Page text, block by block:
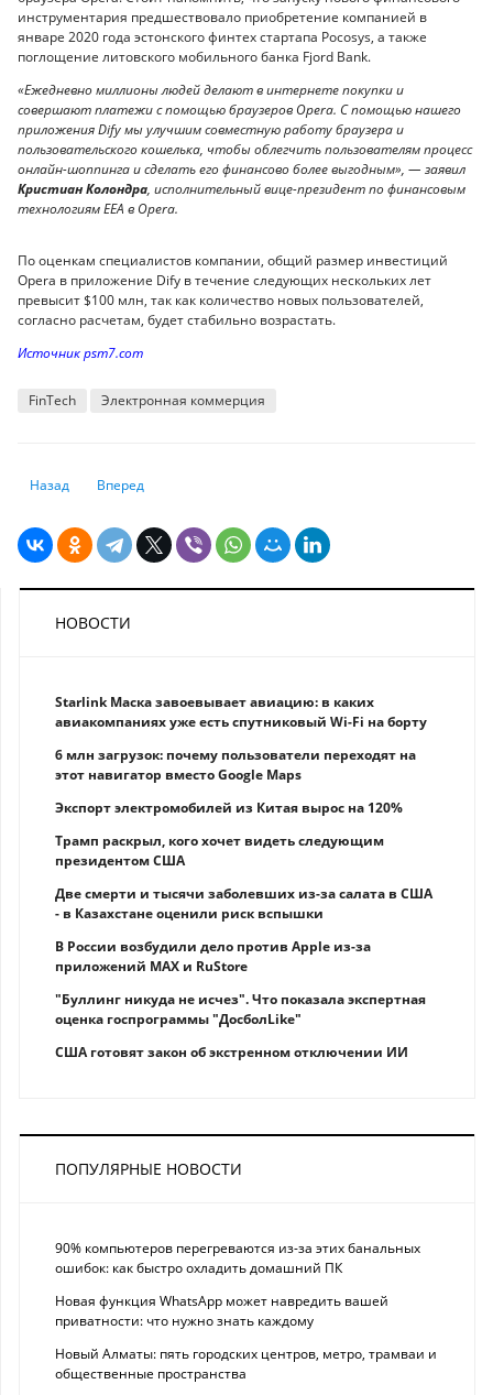
инструментария предшествовало приобретение компанией в
январе 2020 года эстонского финтех стартапа Pocosys, а также
поглощение литовского мобильного банка Fjord Bank.
«Ежедневно миллионы людей делают в интернете покупки и
совершают платежи с помощью браузеров Opera. С помощью нашего
приложения Dify мы улучшим совместную работу браузера и
пользовательского кошелька, чтобы облегчить пользователям процесс
онлайн-шоппинга и сделать его финансово более выгодным», — заявил
Кристиан Колондра, исполнительный вице-президент по финансовым
технологиям EEA в Opera.
По оценкам специалистов компании, общий размер инвестиций
Opera в приложение Dify в течение следующих нескольких лет
превысит $100 млн, так как количество новых пользователей,
согласно расчетам, будет стабильно возрастать.
Источник psm7.com
FinTech Электронная коммерция
Предыдущий: Kaspersky сообщает об увеличении числа
Назад Следующий: Правительство Великобритании приняло
Вперед
НОВОСТИ
Starlink Маска завоевывает авиацию: в каких
авиакомпаниях уже есть спутниковый Wi-Fi на борту
6 млн загрузок: почему пользователи переходят на
этот навигатор вместо Google Maps
Экспорт электромобилей из Китая вырос на 120%
Трамп раскрыл, кого хочет видеть следующим
президентом США
Две смерти и тысячи заболевших из-за салата в США
- в Казахстане оценили риск вспышки
В России возбудили дело против Apple из-за
приложений MAX и RuStore
"Буллинг никуда не исчез". Что показала экспертная
оценка госпрограммы "ДосболLike"
США готовят закон об экстренном отключении ИИ
ПОПУЛЯРНЫЕ НОВОСТИ
90% компьютеров перегреваются из-за этих банальных
ошибок: как быстро охладить домашний ПК
Новая функция WhatsApp может навредить вашей
приватности: что нужно знать каждому
Новый Алматы: пять городских центров, метро, трамваи и
общественные пространства